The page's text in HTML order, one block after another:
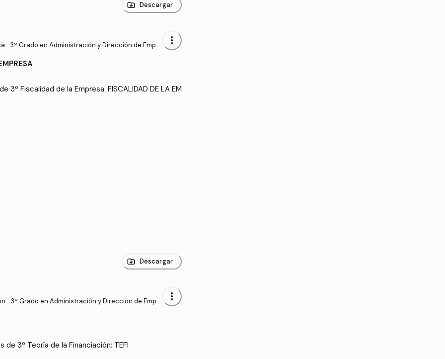
Descargar
· 3º Grado en Administración y Dirección de Empr
more_vert
3º Fiscalidad de la Empresa: FISCALIDAD DE LA EM
Descargar
· 3º Grado en Administración y Dirección de Empr
more_vert
3º Teoría de la Financiación: TEFI